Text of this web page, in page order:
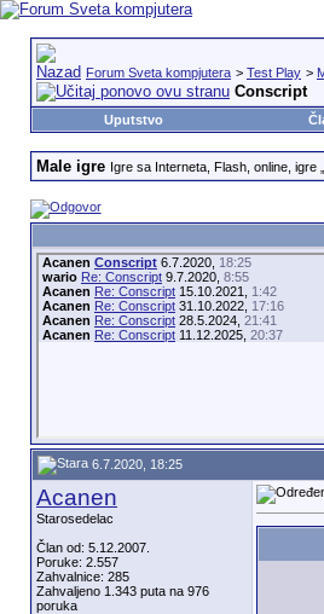
Forum Sveta kompjutera > Test Play >
Conscript
Uputstvo
Male igre Igre sa Interneta, Flash, online, igre
Acanen Conscript6.7.2020, 18:25
wario Re: Conscript9.7.2020, 8:55
Acanen Re: Conscript15.10.2021, 1:42
Acanen Re: Conscript31.10.2022, 17:16
Acanen Re: Conscript28.5.2024, 21:41
Acanen Re: Conscript11.12.2025, 20:37
6.7.2020, 18:25
Acanen
Starosedelac
Član od: 5.12.2007.
Poruke: 2.557
Zahvalnice: 285
Zahvaljeno 1.343 puta na 976
poruka